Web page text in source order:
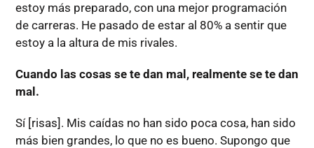
estoy más preparado, con una mejor programación
de carreras. He pasado de estar al 80% a sentir que
estoy a la altura de mis rivales.
Cuando las cosas se te dan mal, realmente se te dan
mal.
Sí [risas]. Mis caídas no han sido poca cosa, han sido
más bien grandes, lo que no es bueno. Supongo que